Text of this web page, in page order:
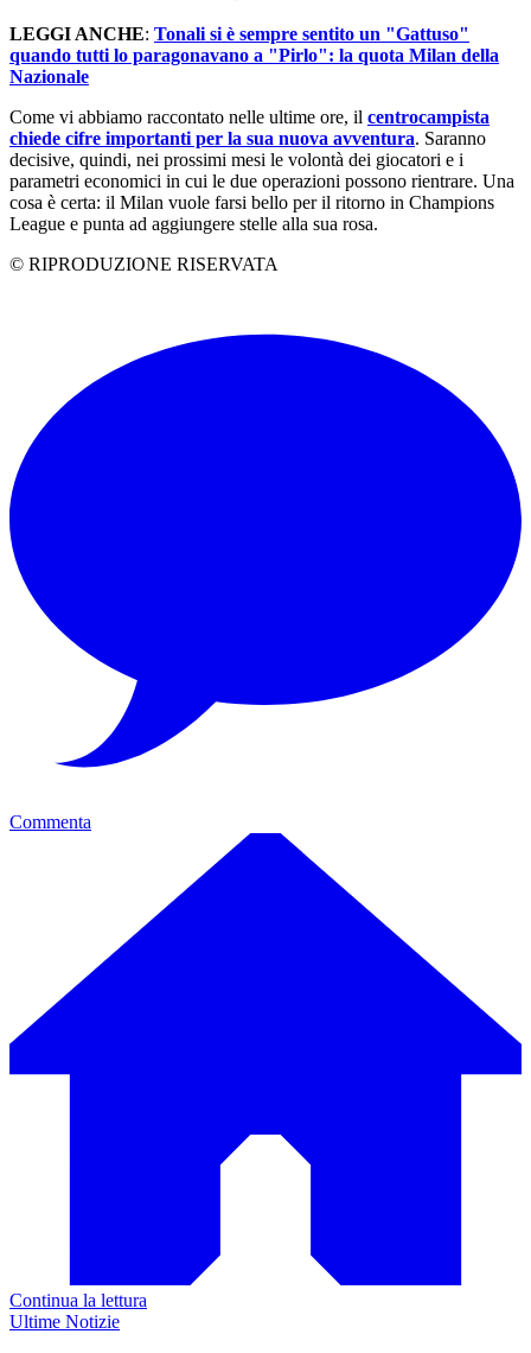
LEGGI ANCHE: Tonali si è sempre sentito un "Gattuso"
quando tutti lo paragonavano a "Pirlo": la quota Milan della
Nazionale
Come vi abbiamo raccontato nelle ultime ore, il centrocampista
chiede cifre importanti per la sua nuova avventura. Saranno
decisive, quindi, nei prossimi mesi le volontà dei giocatori e i
parametri economici in cui le due operazioni possono rientrare. Una
cosa è certa: il Milan vuole farsi bello per il ritorno in Champions
League e punta ad aggiungere stelle alla sua rosa.
© RIPRODUZIONE RISERVATA
Commenta
Continua la lettura
Ultime Notizie